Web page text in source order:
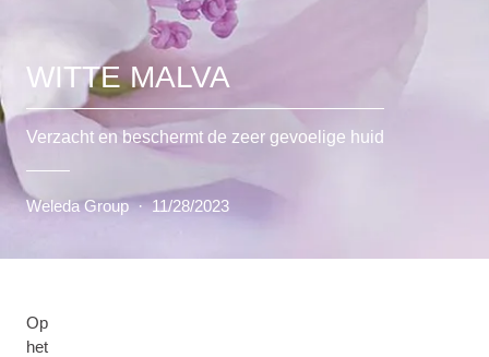
WITTE MALVA
Verzacht en beschermt de zeer gevoelige huid
Weleda Group · 11/28/2023
Op
het